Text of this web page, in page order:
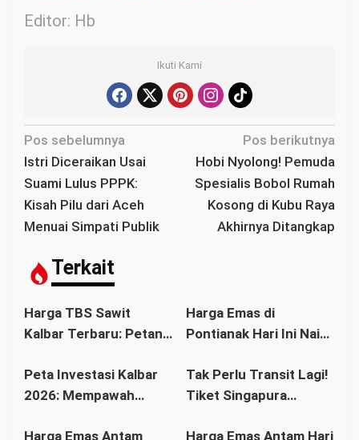
Editor: Hb
Ikuti Kami
N
a
v
i
g
s
p
o
Pos sebelumnya
Istri Diceraikan Usai
Suami Lulus PPPK:
Kisah Pilu dari Aceh
Menuai Simpati Publik
Pos berikutnya
Hobi Nyolong! Pemuda
Spesialis Bobol Rumah
Kosong di Kubu Raya
Akhirnya Ditangkap
Terkait
Harga TBS Sawit
Kalbar Terbaru: Petani
Simak Daftar Harga
Resmi dan Faktor
Harga Emas di
Pontianak Hari Ini Naik
Update Terbaru
Sebelum Membeli
Peta Investasi Kalbar
2026: Mempawah
Tak Perlu Transit Lagi!
Tiket Singapura
Harga Emas Antam
Harga Emas Antam Hari